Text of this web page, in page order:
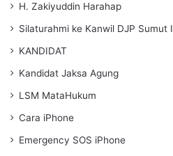
H. Zakiyuddin Harahap
Silaturahmi ke Kanwil DJP Sumut I
KANDIDAT
Kandidat Jaksa Agung
LSM MataHukum
Cara iPhone
Emergency SOS iPhone